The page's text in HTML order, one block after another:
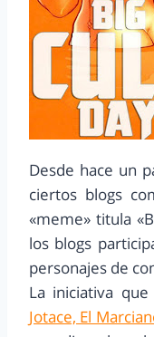
Desde hace un
ciertos blogs
«meme» titula
los blogs
personajes de
La iniciativa
Jotace, El